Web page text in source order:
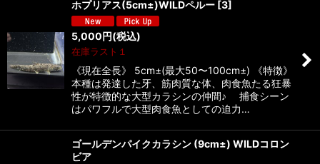
ホプリアス(5cm±)WILDペルー [3]
5,000円(税込)
在庫ラスト１
《現在全長》 5cm±(最大50〜100cm±) 《特徴》
本種は発達した牙、筋肉質な体、肉食魚たる狂暴
性が特徴的な大型カラシンの仲間♪ 捕食シーン
はパワフルで大型肉食魚としての迫力…
ゴールデンパイクカラシン (9cm±) WILDコロン
ビア